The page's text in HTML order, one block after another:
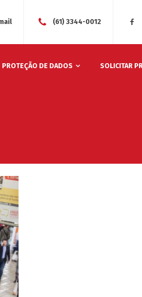
(61) 3344-0012
PROTEÇÃO DE DADOS SOLICITAR